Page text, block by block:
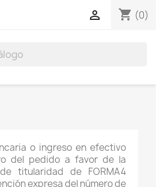
shopping_cart (0)

o ingreso en efectivo
del pedido a favor de la
titularidad de FORMA4
expresa del número de